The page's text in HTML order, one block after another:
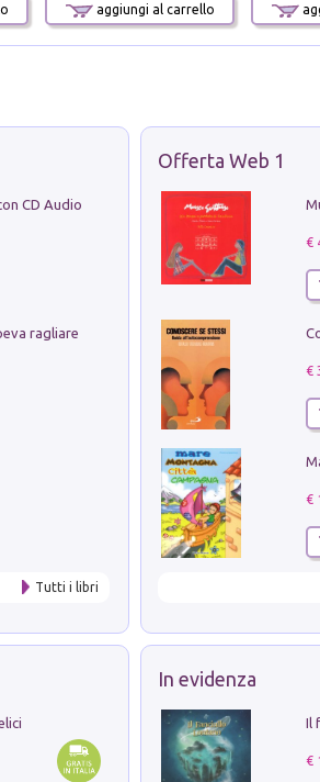
aggiungi al carrello
CD Audio
ragliare
Tutti i libri
Offerta Web 1
€
€
€
In evidenza
Il
€